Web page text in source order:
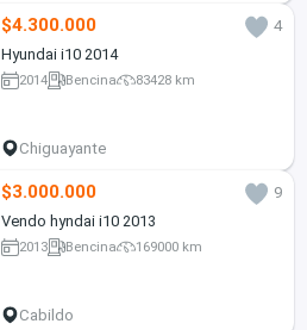
$4.300.000
4
Hyundai i10 2014
2014 Bencina 83428 km
Chiguayante
$3.000.000
9
Vendo hyndai i10 2013
2013 Bencina 169000 km
Cabildo